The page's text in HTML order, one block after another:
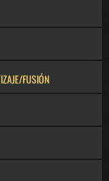
FUSIÓN